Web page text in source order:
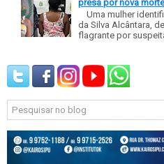
presa por nova
Uma mulher
da Silva Alcântara,
flagrante por